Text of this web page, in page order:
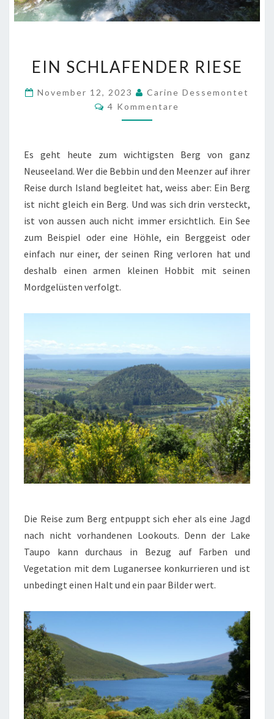
SCHLAFENDER
RIESE
EIN SCHLAFENDER RIESE
November 12, 2023
Carine Dessemontet
Kommentare
4 Kommentare
Es geht heute zum wichtigsten Berg von ganz
Neuseeland. Wer die Bebbin und den Meenzer auf ihrer
Reise durch Island begleitet hat, weiss aber: Ein Berg
ist nicht gleich ein Berg. Und was sich drin versteckt,
ist von aussen auch nicht immer ersichtlich. Ein See
zum Beispiel oder eine Höhle, ein Berggeist oder
einfach nur einer, der seinen Ring verloren hat und
deshalb einen armen kleinen Hobbit mit seinen
Mordgelüsten verfolgt.
Die Reise zum Berg entpuppt sich eher als eine Jagd
nach nicht vorhandenen Lookouts. Denn der Lake
Taupo kann durchaus in Bezug auf Farben und
Vegetation mit dem Luganersee konkurrieren und ist
unbedingt einen Halt und ein paar Bilder wert.